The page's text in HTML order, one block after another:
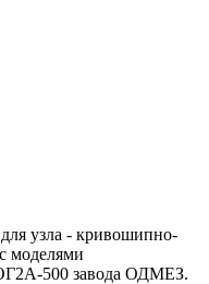
узла - кривошипно-
моделями
500 завода ОДМЕЗ.